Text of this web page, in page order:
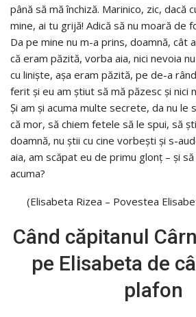
până să mă închiză. Marinico, zic, dacă
mine, ai tu grijă! Adică să nu moară de
Da pe mine nu m-a prins, doamnă, cât
că eram păzită, vorba aia, nici nevoia
cu linişte, aşa eram păzită, pe de-a
ferit şi eu am ştiut să mă păzesc şi nici
Şi am şi acuma multe secrete, da nu le
că mor, să chiem fetele să le spui, să
doamnă, nu ştii cu cine vorbeşti şi s-
aia, am scăpat eu de primu glonţ – şi
acuma?
(Elisabeta Rizea – Povestea
Când căpitanul
pe Elisabeta de
plafon